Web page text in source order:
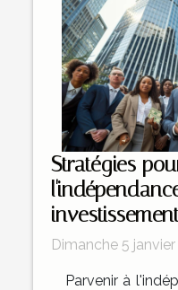
Stratégies
Dimanche 5
Parvenir à